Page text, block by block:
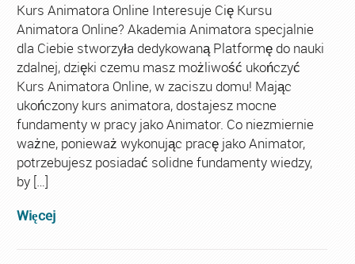
Kurs Animatora Online Interesuje Cię Kursu
Animatora Online? Akademia Animatora specjalnie
dla Ciebie stworzyła dedykowaną Platformę do nauki
zdalnej, dzięki czemu masz możliwość ukończyć
Kurs Animatora Online, w zaciszu domu! Mając
ukończony kurs animatora, dostajesz mocne
fundamenty w pracy jako Animator. Co niezmiernie
ważne, ponieważ wykonując pracę jako Animator,
potrzebujesz posiadać solidne fundamenty wiedzy,
by […]
Więcej